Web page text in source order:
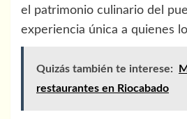
el patrimonio culinario del
experiencia única a quienes
Quizás también te interese:
restaurantes en Riocabado